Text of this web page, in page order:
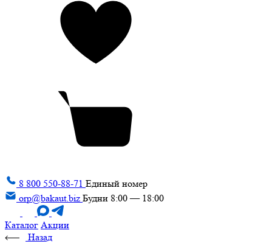
8 800 550-88-71 Единый номер
orp@bakaut.biz Будни 8:00 — 18:00
Каталог Акции
Назад